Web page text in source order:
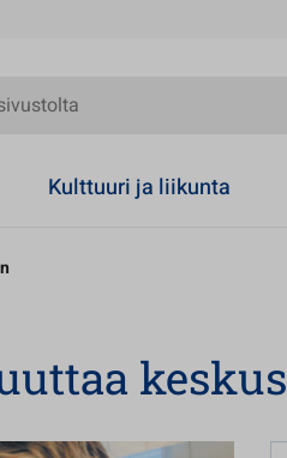
Kulttuuri ja liikunta